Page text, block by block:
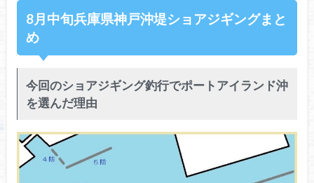
8月中旬兵庫県神戸沖堤ショアジギングまと
め
今回のショアジギング釣行でポートアイランド沖
を選んだ理由